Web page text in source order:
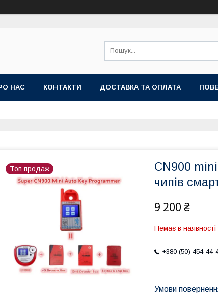
НАС КОНТАКТИ ДОСТАВКА ТА ОПЛАТА
Топ продаж
CN900
чипів
9 200 ₴
Немає в наявності
+380 (50) 454-44-